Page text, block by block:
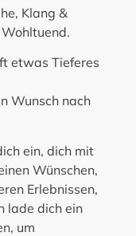
Klang &
etwas Tieferes
Wunsch nach
ein, dich mit
Wünschen,
Erlebnissen,
lade dich ein
um